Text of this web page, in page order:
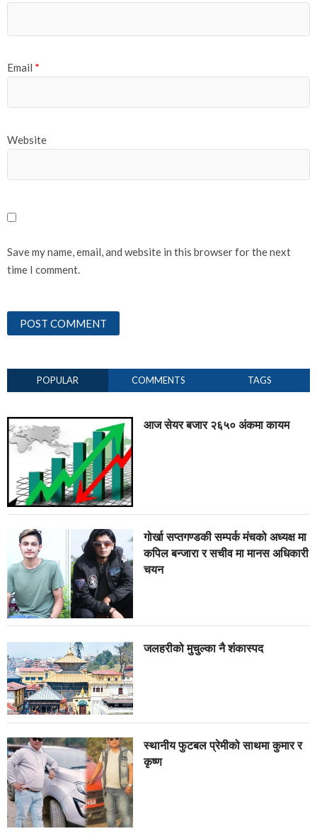
Email *
Website
Save my name, email, and website in this browser for the next
time I comment.
POPULAR COMMENTS TAGS
आज सेयर बजार २६५० अंकमा कायम
गोर्खा सप्तगण्डकी सम्पर्क मंचको अध्यक्ष मा
कपिल बन्जारा र सचीव मा मानस अधिकारी
चयन
जलहरीको मुचुल्का नै शंंकास्पद
स्थानीय फुटबल प्रेमीको साथमा कुमार र
कृष्ण